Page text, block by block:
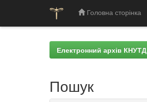
Головна сторінка
Електронний архів КНУТД
Пошук